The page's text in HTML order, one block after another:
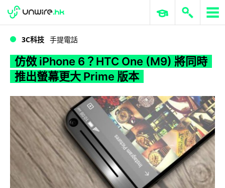
WWDC 2026 ERP 與商業 AI
3C科技 手提電話
仿傚 iPhone 6？HTC One (M9) 將同時
推出螢幕更大 Prime 版本